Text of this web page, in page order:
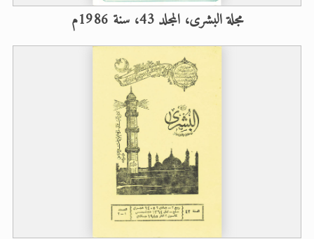
مجلة البشرى، المجلد 43، سنة 1986م